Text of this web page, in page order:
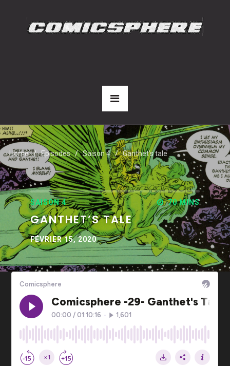
Home Episodes Saison 4 Ganthet’s tale
SAISON 4 70 MINS
GANTHET’S TALE
FÉVRIER 15, 2020